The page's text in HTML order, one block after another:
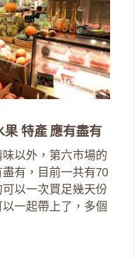
果 特產 應有盡有
以外，第六市場的
有，目前一共有70
以一次買足幾天份
一起帶上了，多個